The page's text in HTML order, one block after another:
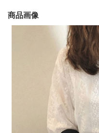
商品画像